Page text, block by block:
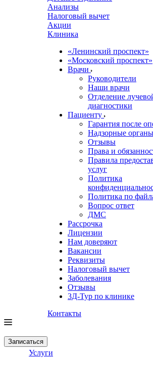
Анализы
Налоговый вычет
Акции
Клиника
«Ленинский проспект»
«Московский проспект»
Врачи
Руководители
Наши врачи
Отделение
диагностики
Пациенту
Гарантия после
Надзорные органы
Отзывы
Права и
Правила
услуг
Политика
Политика по
Вопрос ответ
ДМС
Рассрочка
Лицензии
Нам доверяют
Вакансии
Реквизиты
Налоговый вычет
Заболевания
Отзывы
3Д-Тур по клинике
Контакты
Записаться
Услуги